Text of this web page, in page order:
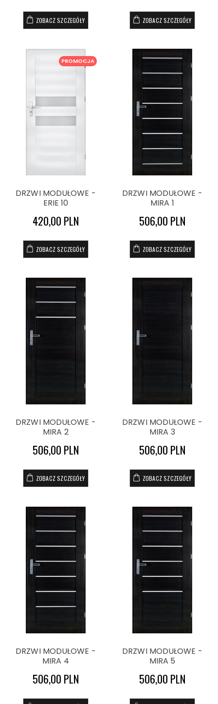
ZOBACZ SZCZEGÓŁY ZOBACZ SZCZEGÓŁY
PROMOCJA
DRZWI MODUŁOWE -
ERIE 10
420,00 PLN
ZOBACZ SZCZEGÓŁY
DRZWI MODUŁOWE -
MIRA 1
506,00 PLN
ZOBACZ SZCZEGÓŁY
DRZWI MODUŁOWE -
MIRA 2
506,00 PLN
ZOBACZ SZCZEGÓŁY
DRZWI MODUŁOWE -
MIRA 3
506,00 PLN
ZOBACZ SZCZEGÓŁY
DRZWI MODUŁOWE -
MIRA 4
506,00 PLN
DRZWI MODUŁOWE -
MIRA 5
506,00 PLN